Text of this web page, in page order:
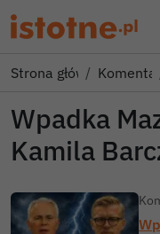
Strona główna
Wpadka
Kamila